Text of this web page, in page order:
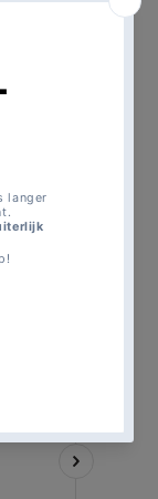
Bros longsleeve